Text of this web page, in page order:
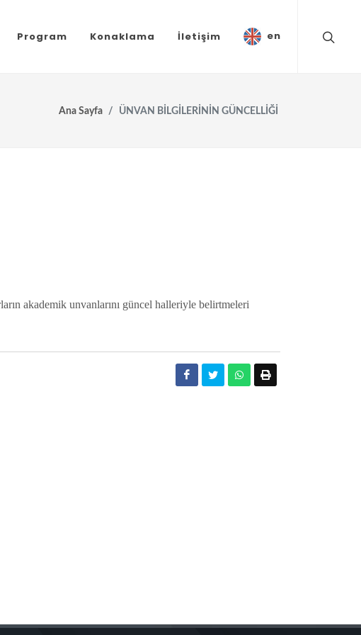
Program Konaklama İletişim en
Ana Sayfa ÜNVAN BİLGİLERİNİN GÜNCELLİĞİ
akademik unvanlarını güncel halleriyle belirtmeleri